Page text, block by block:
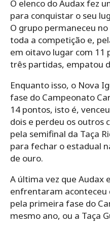
O elenco do Audax fez
para conquistar o seu
O grupo permaneceu
toda a competição e,
em oitavo lugar com 11
três partidas, empatou
Enquanto isso, o Nova
fase do Campeonato
14 pontos, isto é,
dois e perdeu os outros
pela semifinal da Taça
para fechar o estadual
de ouro.
A última vez que Audax
enfrentaram aconteceu
pela primeira fase do
mesmo ano, ou a Taça